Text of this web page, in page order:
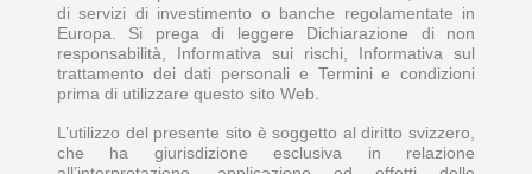
di servizi di investimento o banche regolamentate in
Europa. Si prega di leggere Dichiarazione di non
responsabilità, Informativa sui rischi, Informativa sul
trattamento dei dati personali e Termini e condizioni
prima di utilizzare questo sito Web.
L’utilizzo del presente sito è soggetto al diritto svizzero,
che ha giurisdizione esclusiva in relazione